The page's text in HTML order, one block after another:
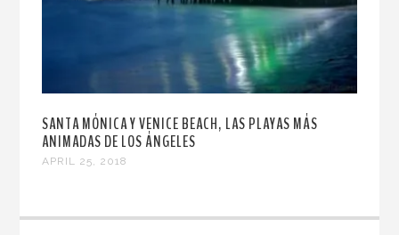
SANTA MÓNICA Y VENICE BEACH, LAS PLAYAS MÁS
ANIMADAS DE LOS ÁNGELES
APRIL 25, 2018